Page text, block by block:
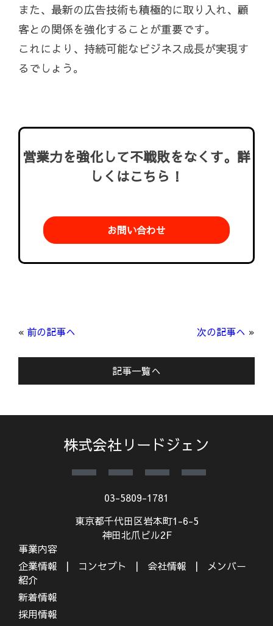
また、最新の広告技術も積極的に取り入れ、顧
客との関係を強化することが重要です。
これにより、持続可能なビジネス成長が実現す
るでしょう。
営業力を強化して不戦敗をなくす。詳
しくはこちら！
お問い合わせ
« 前の記事へ 次の記事へ »
記事一覧へ
株式会社リードジェン
03-5809-1781
東京都千代田区岩本町1-6-5
神田北爪ビル2F
事業内容
企業情報
コンセプト 会社情報
メンバー
紹介
新着情報
採用情報